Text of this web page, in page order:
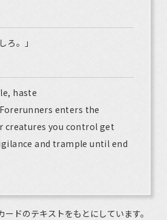
ろ。」
haste
enters the
creatures you control get
and trample until end
ドのテキストをもとにしています。